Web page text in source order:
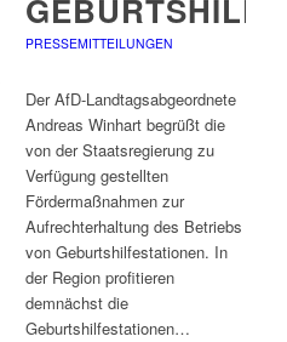
PRESSEMITTEILUNGEN
Der AfD-Landtagsabgeordnete
Andreas Winhart begrüßt die
von der Staatsregierung zu
Verfügung gestellten
Fördermaßnahmen zur
Aufrechterhaltung des Betriebs
von Geburtshilfestationen. In
der Region profitieren
demnächst die
Geburtshilfestationen…